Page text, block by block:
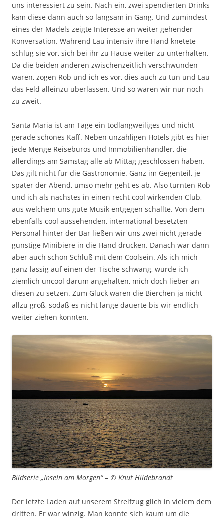
uns interessiert zu sein. Nach ein, zwei spendierten Drinks
kam diese dann auch so langsam in Gang. Und zumindest
eines der Mädels zeigte Interesse an weiter gehender
Konversation. Während Lau intensiv ihre Hand knetete
schlug sie vor, sich bei ihr zu Hause weiter zu unterhalten.
Da die beiden anderen zwischenzeitlich verschwunden
waren, zogen Rob und ich es vor, dies auch zu tun und Lau
das Feld alleinzu überlassen. Und so waren wir nur noch
zu zweit.
Santa Maria ist am Tage ein todlangweiliges und nicht
gerade schönes Kaff. Neben unzähligen Hotels gibt es hier
jede Menge Reisebüros und Immobilienhändler, die
allerdings am Samstag alle ab Mittag geschlossen haben.
Das gilt nicht für die Gastronomie. Ganz im Gegenteil, je
später der Abend, umso mehr geht es ab. Also turnten Rob
und ich als nächstes in einen recht cool wirkenden Club,
aus welchem uns gute Musik entgegen schallte. Von dem
ebenfalls cool aussehenden, international besetzten
Personal hinter der Bar ließen wir uns zwei nicht gerade
günstige Minibiere in die Hand drücken. Danach war dann
aber auch schon Schluß mit dem Coolsein. Als ich mich
ganz lässig auf einen der Tische schwang, wurde ich
ziemlich uncool darum angehalten, mich doch lieber an
diesen zu setzen. Zum Glück waren die Bierchen ja nicht
allzu groß, sodaß es nicht lange dauerte bis wir endlich
weiter ziehen konnten.
Bildserie „Inseln am Morgen“ – © Knut Hildebrandt
Der letzte Laden auf unserem Streifzug glich in vielem dem
dritten. Er war winzig. Man konnte sich kaum um die